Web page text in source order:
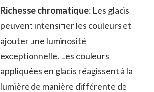
Richesse chromatique: Les glacis
peuvent intensifier les couleurs et
ajouter une luminosité
exceptionnelle. Les couleurs
appliquées en glacis réagissent à la
lumière de manière différente de